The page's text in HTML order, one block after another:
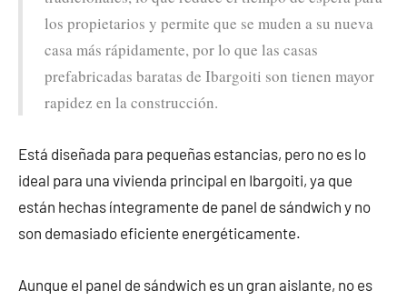
los propietarios y permite que se muden a su nueva
casa más rápidamente, por lo que las casas
prefabricadas baratas de Ibargoiti son tienen mayor
rapidez en la construcción.
Está diseñada para pequeñas estancias, pero no es lo
ideal para una vivienda principal en Ibargoiti, ya que
están hechas íntegramente de panel de sándwich y no
son demasiado eficiente energéticamente.
Aunque el panel de sándwich es un gran aislante, no es